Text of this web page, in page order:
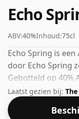
Echo
ABV:40%Inhoud:75cl
Echo Spring is
door Echo Spring
Gebotteld op 40%
sokken blazen,
zijn.
Laatst gezien bij: